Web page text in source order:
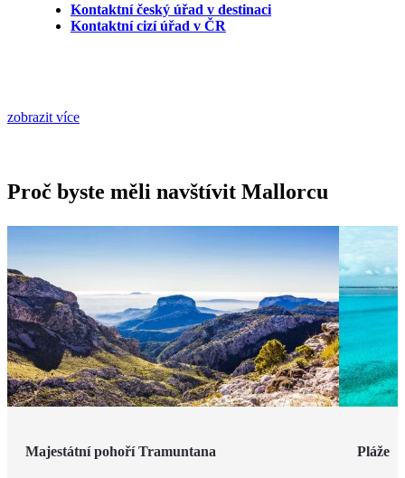
Kontaktní český úřad v destinaci
Kontaktní cizí úřad v ČR
zobrazit více
Proč byste měli navštívit Mallorcu
Majestátní pohoří Tramuntana Pláže